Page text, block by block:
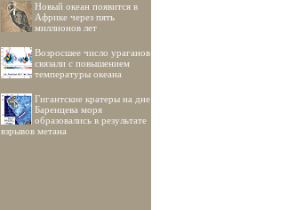
Новый океан появится в
Африке через пять
миллионов лет
Возросшее число ураганов
связали с повышением
температуры океана
Гигантские кратеры на дне
Баренцева моря
образовались в результате
взрывов метана